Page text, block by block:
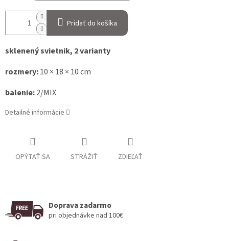
Pridať do košíka
sklenený svietnik, 2 varianty
rozmery:10 × 18 × 10 cm
balenie:2/MIX
Detailné informácie
OPÝTAŤ SA STRÁŽIŤ ZDIEĽAŤ
Doprava zadarmo
pri objednávke nad 100€